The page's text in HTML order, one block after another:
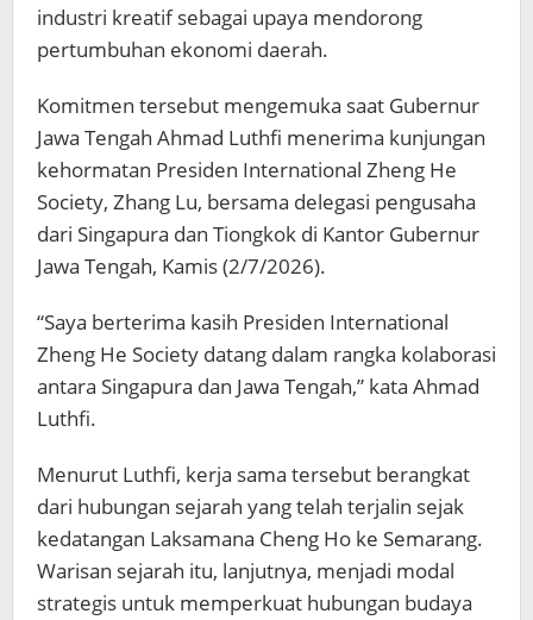
industri kreatif sebagai upaya mendorong
pertumbuhan ekonomi daerah.
Komitmen tersebut mengemuka saat Gubernur
Jawa Tengah Ahmad Luthfi menerima kunjungan
kehormatan Presiden International Zheng He
Society, Zhang Lu, bersama delegasi pengusaha
dari Singapura dan Tiongkok di Kantor Gubernur
Jawa Tengah, Kamis (2/7/2026).
“Saya berterima kasih Presiden International
Zheng He Society datang dalam rangka kolaborasi
antara Singapura dan Jawa Tengah,” kata Ahmad
Luthfi.
Menurut Luthfi, kerja sama tersebut berangkat
dari hubungan sejarah yang telah terjalin sejak
kedatangan Laksamana Cheng Ho ke Semarang.
Warisan sejarah itu, lanjutnya, menjadi modal
strategis untuk memperkuat hubungan budaya